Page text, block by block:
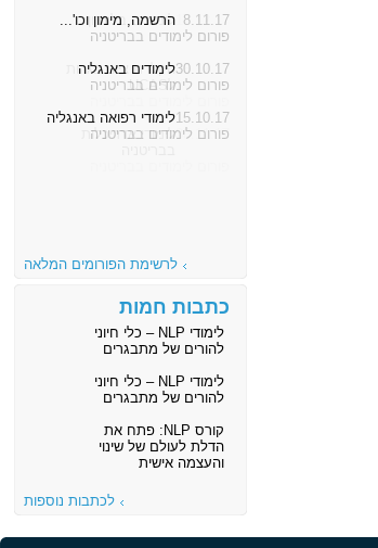
8.11.17 הרשמה, מימון וכו'...
פורום לימודים בבריטניה
30.10.17לימודים באנגליה
פורום לימודים בבריטניה
15.10.17לימודי רפואה באנגליה
פורום לימודים בבריטניה
לרשימת הפורומים המלאה
כתבות חמות
לימודי NLP – כלי חיוני
להורים של מתבגרים
לימודי NLP – כלי חיוני
להורים של מתבגרים
קורס NLP: פתח את
הדלת לעולם של שינוי
והעצמה אישית
לכתבות נוספות